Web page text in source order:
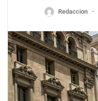
Redaccion —